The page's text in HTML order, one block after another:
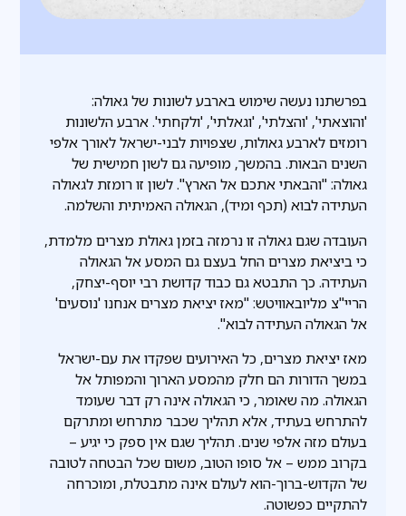
בפרשתנו נעשה שימוש בארבע לשונות של גאולה:
'והוצאתי', 'והצלתי', 'וגאלתי', 'ולקחתי'. ארבע הלשונות
רומזים לארבע גאולות, שצפויות לבני-ישראל לאורך אלפי
השנים הבאות. בהמשך, מופיעה גם לשון חמישית של
גאולה: "והבאתי אתכם אל הארץ". לשון זו רומזת לגאולה
העתידה לבוא (תכף ומיד), הגאולה האמיתית והשלמה.
העובדה שגם גאולה זו נרמזה בזמן גאולת מצרים מלמדת,
כי ביציאת מצרים החל בעצם גם המסע אל הגאולה
העתידה. כך התבטא גם כבוד קדושת רבי יוסף-יצחק,
הריי"צ מליובאוויטש: "מאז יציאת מצרים אנחנו 'נוסעים'
אל הגאולה העתידה לבוא".
מאז יציאת מצרים, כל האירועים שפקדו את עם-ישראל
במשך הדורות הם חלק מהמסע הארוך והמפותל אל
הגאולה. מה שאומר, כי הגאולה אינה רק דבר שעומד
להתרחש בעתיד, אלא תהליך שכבר מתרחש ומתרקם
בעולם מזה אלפי שנים. תהליך שגם אין ספק כי יגיע –
בקרוב ממש – אל סופו הטוב, משום שכל הבטחה לטובה
של הקדוש-ברוך-הוא לעולם אינה מתבטלת, ומוכרחה
להתקיים כפשוטה.